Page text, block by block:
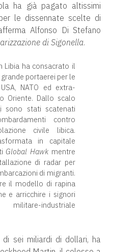
ha già pagato altissimi
le dissennate scelte di
Alfonso Di Stefano
di Sigonella.
ha consacrato il
portaerei per le
NATO ed extra-
Oriente. Dallo scalo
sono stati scatenati
contro
civile libica.
in capitale
Global Hawk mentre
di radar per
di migranti.
il modello di rapina
e arricchire i signori
industriale
sei miliardi di dollari, ha